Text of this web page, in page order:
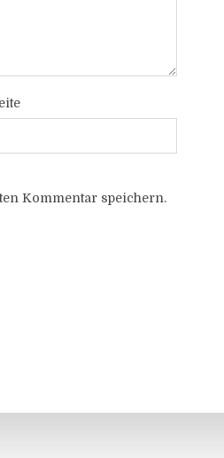
Kommentar speichern.